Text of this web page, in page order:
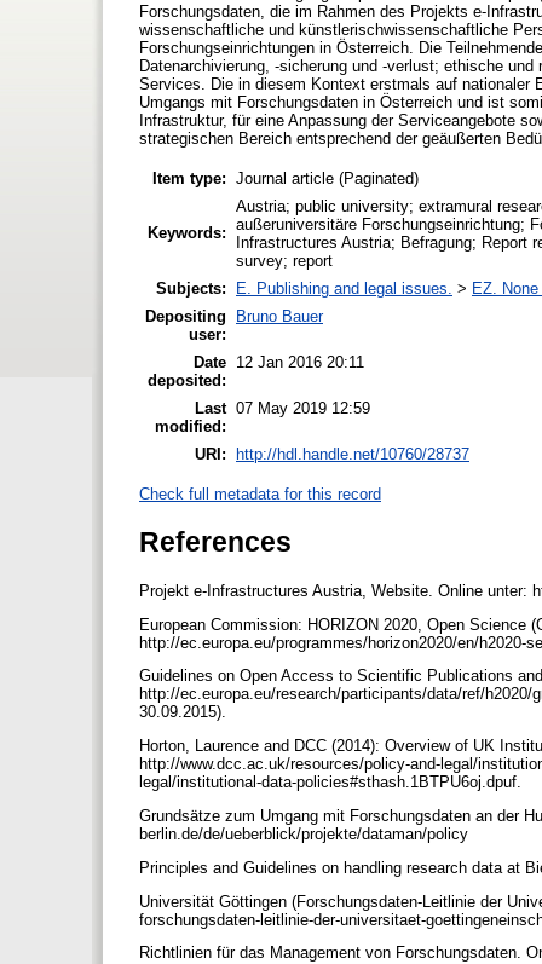
Forschungsdaten, die im Rahmen des Projekts e-
wissenschaftliche und künstlerischwissenschaftliche
Forschungseinrichtungen in Österreich. Die
Datenarchivierung, -sicherung und -verlust; ethische
Services. Die in diesem Kontext erstmals auf nationaler
Umgangs mit Forschungsdaten in Österreich und ist
Infrastruktur, für eine Anpassung der Serviceangebote
strategischen Bereich entsprechend der geäußerten
Item type: Journal article (Paginated)
Keywords:
Austria; public university; extramural
außeruniversitäre Forschungseinrichtung;
Infrastructures Austria; Befragung; Report
survey; report
Subjects:
E. Publishing and legal issues. > EZ.
Depositing
user:
Bruno Bauer
Date
deposited:
12 Jan 2016 20:11
Last
modified:
07 May 2019 12:59
URI: http://hdl.handle.net/10760/28737
Check full metadata for this record
References
Projekt e-Infrastructures Austria, Website. Online
European Commission: HORIZON 2020, Open Science
http://ec.europa.eu/programmes/horizon2020/en/
Guidelines on Open Access to Scientific Publications
http://ec.europa.eu/research/participants/data/ref/
30.09.2015).
Horton, Laurence and DCC (2014): Overview of UK
http://www.dcc.ac.uk/resources/policy-and-legal/
legal/institutional-data-policies#sthash.1BTPU6oj.dpuf.
Grundsätze zum Umgang mit Forschungsdaten an der
berlin.de/de/ueberblick/projekte/dataman/policy
Principles and Guidelines on handling research data at
Universität Göttingen (Forschungsdaten-Leitlinie der
forschungsdaten-leitlinie-der-universitaet-
Richtlinien für das Management von Forschungsdaten.